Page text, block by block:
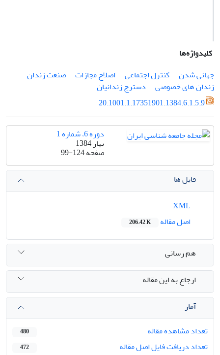
کلیدواژه‌ها
جهانی شدن
کنترل اجتماعی اصلاح مجازات
صنعت زندان
زندان های خصوصی
دسترج زندانیان
20.1001.1.17351901.1384.6.1.5.9
دوره 6، شماره 1
بهار 1384
صفحه99-124
فایل ها
اصل مقاله
206.42 K
هم رسانی
ارجاع به این مقاله
آمار
تعداد مشاهده مقاله
480
تعداد دریافت فایل اصل مقاله 472